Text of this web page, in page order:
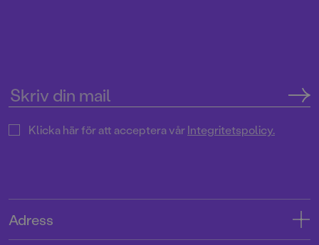
Klicka här för att acceptera vårIntegritetspolicy.
Adress